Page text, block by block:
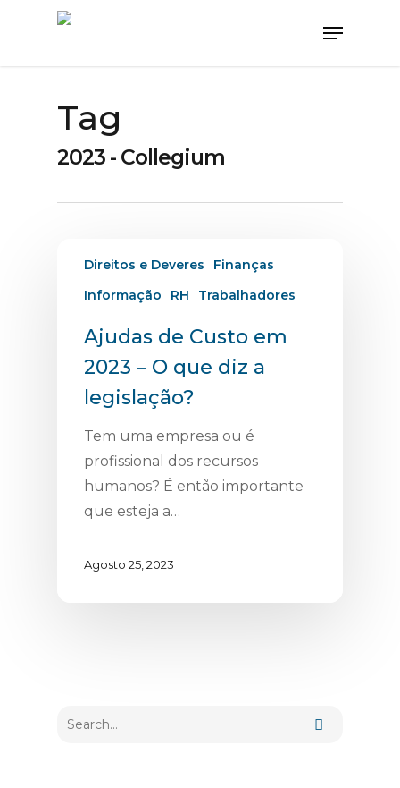
Tag
2023 - Collegium
Direitos e Deveres
Finanças
Informação
RH Trabalhadores
Ajudas de Custo em
2023 – O que diz a
legislação?
Tem uma empresa ou é
profissional dos recursos
humanos? É então importante
que esteja a…
Agosto 25, 2023